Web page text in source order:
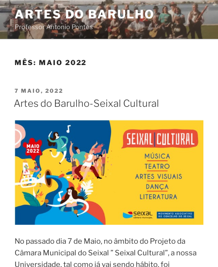
Saltar
para
o
conteúdo
ARTES DO BARULHO
Professor Antonio Pontes
MÊS: MAIO 2022
PUBLICADO
EM
7 MAIO, 2022
Artes do Barulho-Seixal Cultural
No passado dia 7 de Maio, no âmbito do Projeto da
Câmara Municipal do Seixal ” Seixal Cultural”, a nossa
Universidade, tal como já vai sendo hábito, foi